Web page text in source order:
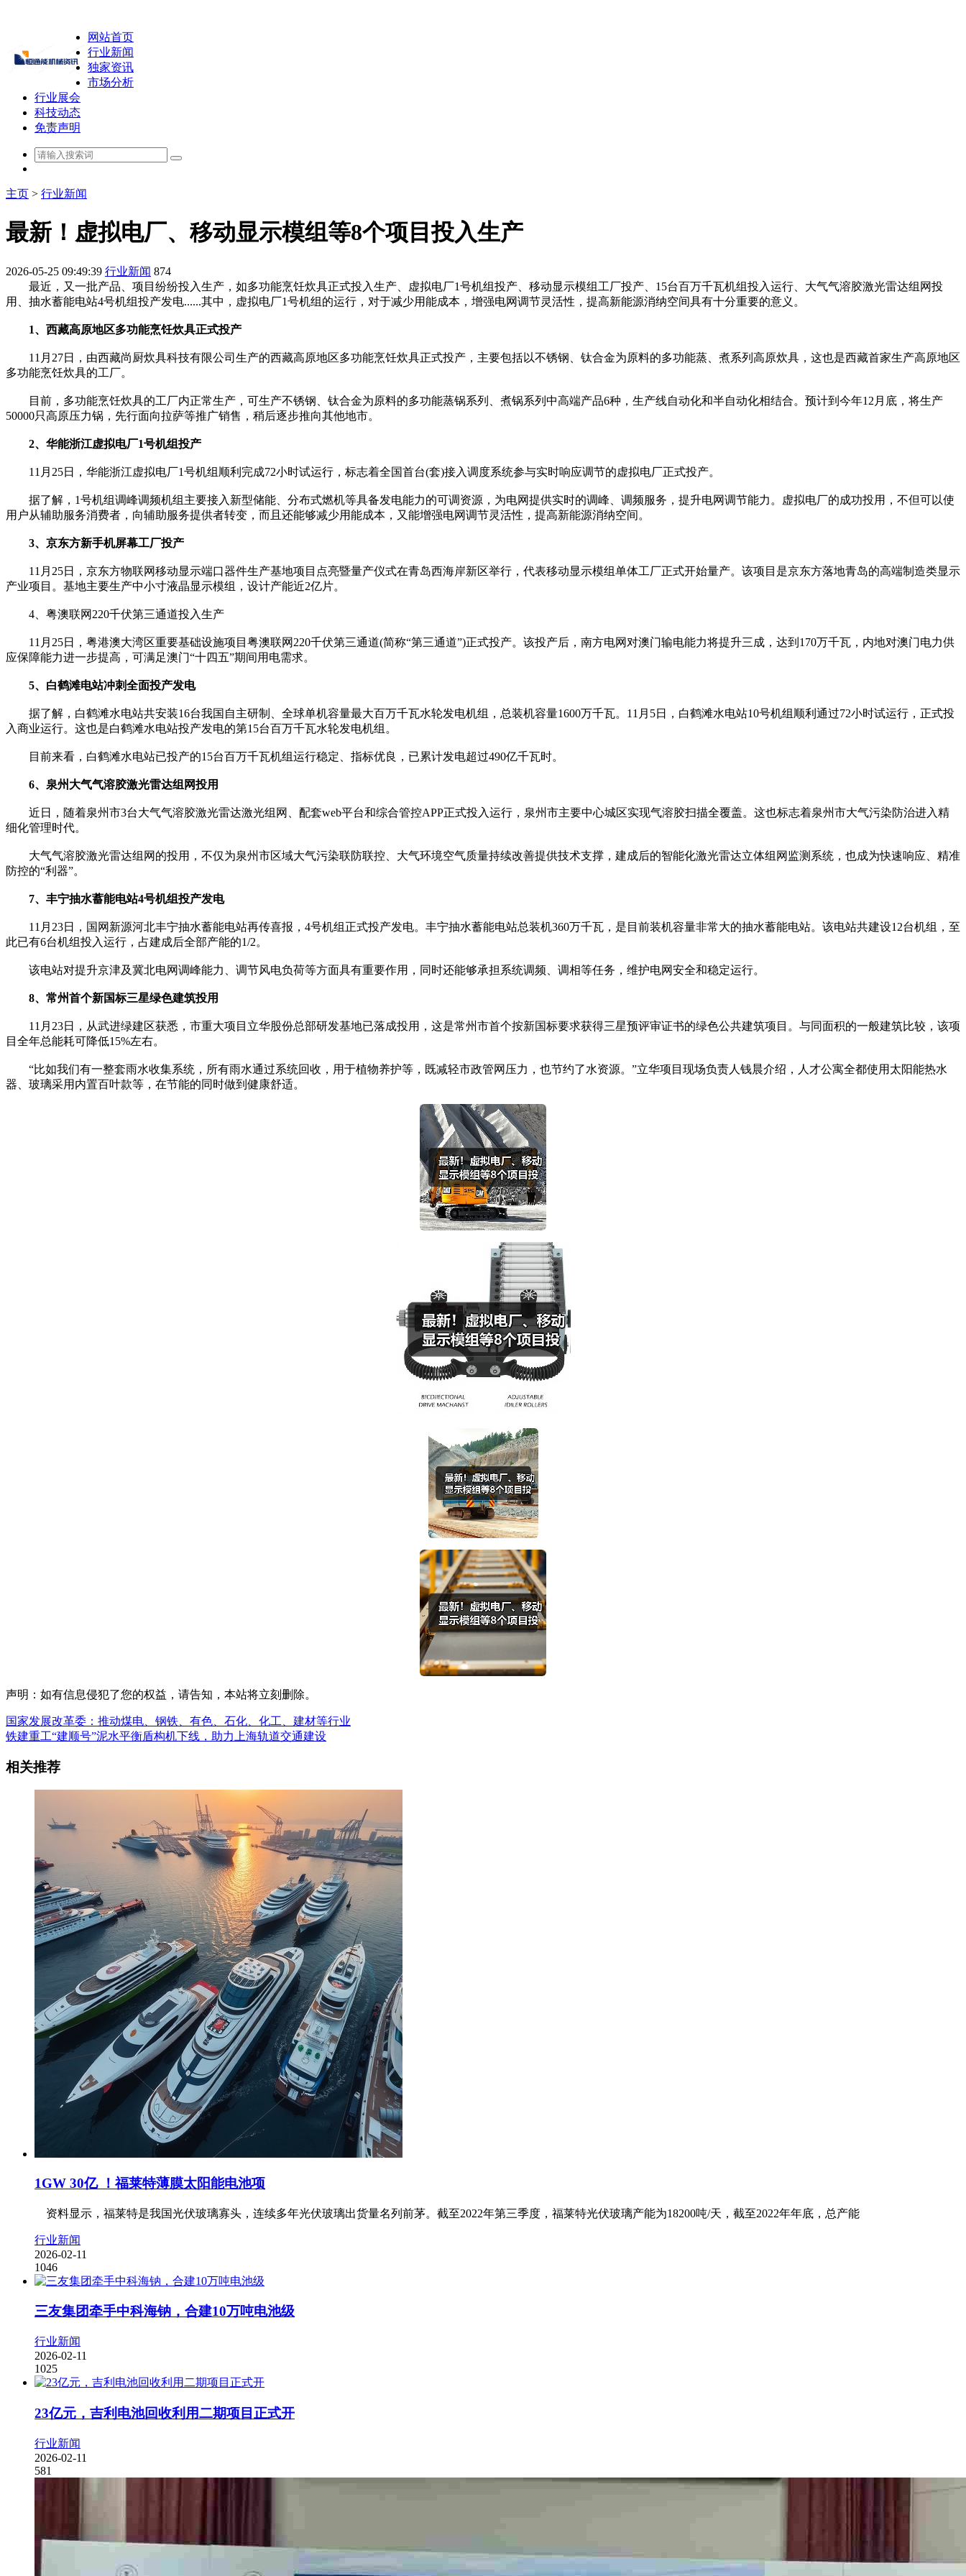
网站首页
行业新闻
独家资讯
市场分析
行业展会
科技动态
免责声明
主页 > 行业新闻
最新！虚拟电厂、移动显示模组等8个项目投入生产
2026-05-25 09:49:39 行业新闻 874
最近，又一批产品、项目纷纷投入生产，如多功能烹饪炊具正式投入生产、虚拟电厂1号机组投产、移动显示模组工厂投产、15台百万千瓦机组投入运行、大气气溶胶激光雷达组网投
用、抽水蓄能电站4号机组投产发电......其中，虚拟电厂1号机组的运行，对于减少用能成本，增强电网调节灵活性，提高新能源消纳空间具有十分重要的意义。
1、西藏高原地区多功能烹饪炊具正式投产
11月27日，由西藏尚厨炊具科技有限公司生产的西藏高原地区多功能烹饪炊具正式投产，主要包括以不锈钢、钛合金为原料的多功能蒸、煮系列高原炊具，这也是西藏首家生产高原地区
多功能烹饪炊具的工厂。
目前，多功能烹饪炊具的工厂内正常生产，可生产不锈钢、钛合金为原料的多功能蒸锅系列、煮锅系列中高端产品6种，生产线自动化和半自动化相结合。预计到今年12月底，将生产
50000只高原压力锅，先行面向拉萨等推广销售，稍后逐步推向其他地市。
2、华能浙江虚拟电厂1号机组投产
11月25日，华能浙江虚拟电厂1号机组顺利完成72小时试运行，标志着全国首台(套)接入调度系统参与实时响应调节的虚拟电厂正式投产。
据了解，1号机组调峰调频机组主要接入新型储能、分布式燃机等具备发电能力的可调资源，为电网提供实时的调峰、调频服务，提升电网调节能力。虚拟电厂的成功投用，不但可以使
用户从辅助服务消费者，向辅助服务提供者转变，而且还能够减少用能成本，又能增强电网调节灵活性，提高新能源消纳空间。
3、京东方新手机屏幕工厂投产
11月25日，京东方物联网移动显示端口器件生产基地项目点亮暨量产仪式在青岛西海岸新区举行，代表移动显示模组单体工厂正式开始量产。该项目是京东方落地青岛的高端制造类显示
产业项目。基地主要生产中小寸液晶显示模组，设计产能近2亿片。
4、粤澳联网220千伏第三通道投入生产
11月25日，粤港澳大湾区重要基础设施项目粤澳联网220千伏第三通道(简称“第三通道”)正式投产。该投产后，南方电网对澳门输电能力将提升三成，达到170万千瓦，内地对澳门电力供
应保障能力进一步提高，可满足澳门“十四五”期间用电需求。
5、白鹤滩电站冲刺全面投产发电
据了解，白鹤滩水电站共安装16台我国自主研制、全球单机容量最大百万千瓦水轮发电机组，总装机容量1600万千瓦。11月5日，白鹤滩水电站10号机组顺利通过72小时试运行，正式投
入商业运行。这也是白鹤滩水电站投产发电的第15台百万千瓦水轮发电机组。
目前来看，白鹤滩水电站已投产的15台百万千瓦机组运行稳定、指标优良，已累计发电超过490亿千瓦时。
6、泉州大气气溶胶激光雷达组网投用
近日，随着泉州市3台大气气溶胶激光雷达激光组网、配套web平台和综合管控APP正式投入运行，泉州市主要中心城区实现气溶胶扫描全覆盖。这也标志着泉州市大气污染防治进入精
细化管理时代。
大气气溶胶激光雷达组网的投用，不仅为泉州市区域大气污染联防联控、大气环境空气质量持续改善提供技术支撑，建成后的智能化激光雷达立体组网监测系统，也成为快速响应、精准
防控的“利器”。
7、丰宁抽水蓄能电站4号机组投产发电
11月23日，国网新源河北丰宁抽水蓄能电站再传喜报，4号机组正式投产发电。丰宁抽水蓄能电站总装机360万千瓦，是目前装机容量非常大的抽水蓄能电站。该电站共建设12台机组，至
此已有6台机组投入运行，占建成后全部产能的1/2。
该电站对提升京津及冀北电网调峰能力、调节风电负荷等方面具有重要作用，同时还能够承担系统调频、调相等任务，维护电网安全和稳定运行。
8、常州首个新国标三星绿色建筑投用
11月23日，从武进绿建区获悉，市重大项目立华股份总部研发基地已落成投用，这是常州市首个按新国标要求获得三星预评审证书的绿色公共建筑项目。与同面积的一般建筑比较，该项
目全年总能耗可降低15%左右。
“比如我们有一整套雨水收集系统，所有雨水通过系统回收，用于植物养护等，既减轻市政管网压力，也节约了水资源。”立华项目现场负责人钱晨介绍，人才公寓全都使用太阳能热水
器、玻璃采用内置百叶款等，在节能的同时做到健康舒适。
声明：如有信息侵犯了您的权益，请告知，本站将立刻删除。
国家发展改革委：推动煤电、钢铁、有色、石化、化工、建材等行业
铁建重工“建顺号”泥水平衡盾构机下线，助力上海轨道交通建设
相关推荐
1GW 30亿 ！福莱特薄膜太阳能电池项
资料显示，福莱特是我国光伏玻璃寡头，连续多年光伏玻璃出货量名列前茅。截至2022年第三季度，福莱特光伏玻璃产能为18200吨/天，截至2022年年底，总产能
行业新闻
2026-02-11
1046
三友集团牵手中科海钠，合建10万吨电池级
行业新闻
2026-02-11
1025
23亿元，吉利电池回收利用二期项目正式开
行业新闻
2026-02-11
581